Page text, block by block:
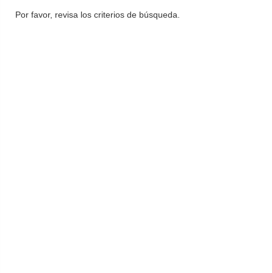
Por favor, revisa los criterios de búsqueda.